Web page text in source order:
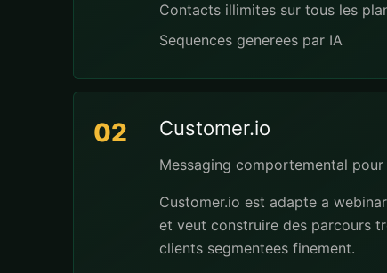
Contacts illimites sur tous les
Sequences generees par IA
02 Customer.io
Messaging comportemental
Customer.io est adapte a
et veut construire des parcours
clients segmentees finement.